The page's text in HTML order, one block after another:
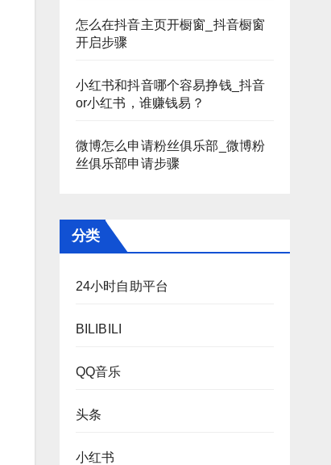
怎么在抖音主页开橱窗_抖音橱窗
开启步骤
小红书和抖音哪个容易挣钱_抖音
or小红书，谁赚钱易？
微博怎么申请粉丝俱乐部_微博粉
丝俱乐部申请步骤
分类
24小时自助平台
BILIBILI
QQ音乐
头条
小红书